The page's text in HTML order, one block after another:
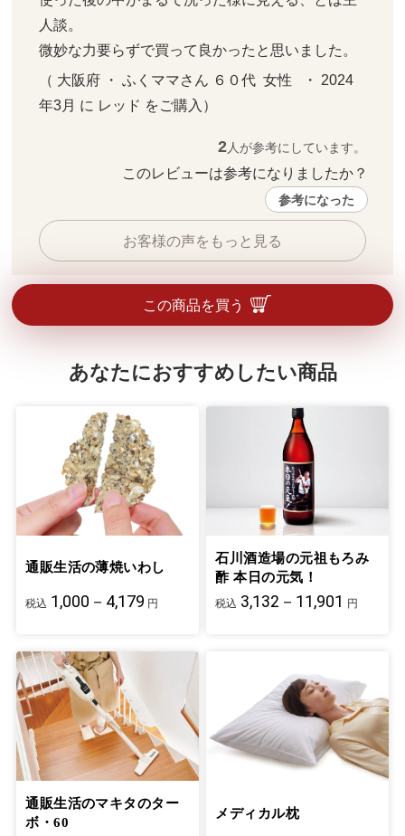
人談。
微妙な力要らずで買って良かったと思いました。
（ 大阪府 ・ ふくママさん ６０代  女性   ・ 2024
年3月 に レッド をご購入）
2人が参考にしています。
このレビューは参考になりましたか？
参考になった
お客様の声をもっと見る
この商品を買う
あなたにおすすめしたい商品
通販生活の薄焼いわし
税込 1,000－4,179 円
石川酒造場の元祖もろみ
酢 本日の元気！
税込 3,132－11,901 円
通販生活のマキタのター
ボ・60
メディカル枕